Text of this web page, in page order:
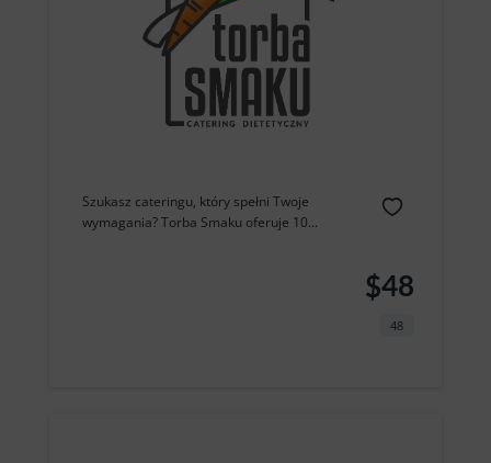
Szukasz cateringu, który spełni Twoje
wymagania? Torba Smaku oferuje 10...
$48
48